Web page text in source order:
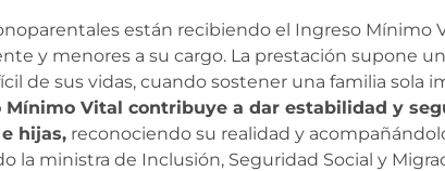
están recibiendo el Ingreso Mínimo
y menores a su cargo. La prestación supone
de sus vidas, cuando sostener una familia sola
Mínimo Vital contribuye a dar estabilidad y
hijas, reconociendo su realidad y
la ministra de Inclusión, Seguridad Social y